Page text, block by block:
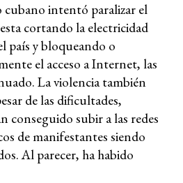
intentó paralizar el
cortando la electricidad
país y bloqueando o
el acceso a Internet, las
La violencia también
de las dificultades,
conseguido subir a las redes
de manifestantes siendo
Al parecer, ha habido